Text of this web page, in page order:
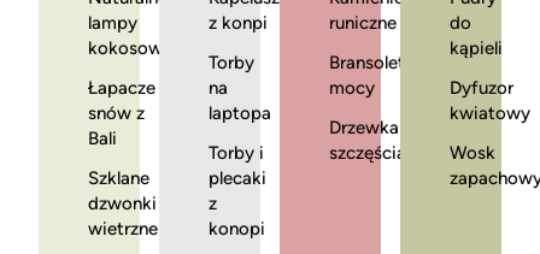
lampy
kokosowe
Łapacze
snów z
Bali
Szklane
dzwonki
wietrzne
z konpi
Torby
na
laptopa
Torby i
plecaki
z
konopi
runiczne
Bransoletki
mocy
Drzewka
szczęścia
do
kąpieli
Dyfuzor
kwiatowy
Wosk